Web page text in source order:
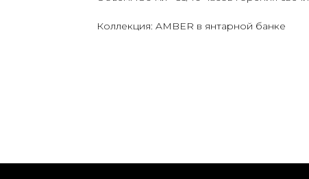
Коллекция: AMBER в янтарной банке